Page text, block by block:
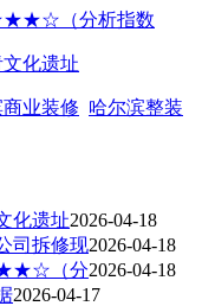
（分析指数
化遗址
业装修 哈尔滨整装
化遗址2026-04-18
司拆修现2026-04-18
（分2026-04-18
2026-04-17